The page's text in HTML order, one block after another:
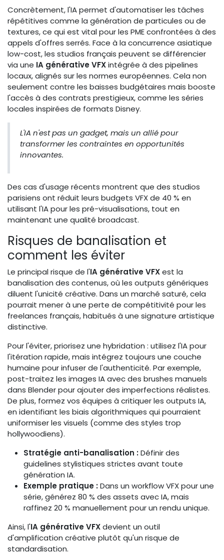
Concrètement, l'IA permet d'automatiser les tâches
répétitives comme la génération de particules ou de
textures, ce qui est vital pour les PME confrontées à des
appels d'offres serrés. Face à la concurrence asiatique
low-cost, les studios français peuvent se différencier
via une IA générative VFXintégrée à des pipelines
locaux, alignés sur les normes européennes. Cela non
seulement contre les baisses budgétaires mais booste
l'accès à des contrats prestigieux, comme les séries
locales inspirées de formats Disney.
L'IA n'est pas un gadget, mais un allié pour
transformer les contraintes en opportunités
innovantes.
Des cas d'usage récents montrent que des studios
parisiens ont réduit leurs budgets VFX de 40 % en
utilisant l'IA pour les pré-visualisations, tout en
maintenant une qualité broadcast.
Risques de banalisation et
comment les éviter
Le principal risque de l'IA générative VFXest la
banalisation des contenus, où les outputs génériques
diluent l'unicité créative. Dans un marché saturé, cela
pourrait mener à une perte de compétitivité pour les
freelances français, habitués à une signature artistique
distinctive.
Pour l'éviter, priorisez une hybridation : utilisez l'IA pour
l'itération rapide, mais intégrez toujours une couche
humaine pour infuser de l'authenticité. Par exemple,
post-traitez les images IA avec des brushes manuels
dans Blender pour ajouter des imperfections réalistes.
De plus, formez vos équipes à critiquer les outputs IA,
en identifiant les biais algorithmiques qui pourraient
uniformiser les visuels (comme des styles trop
hollywoodiens).
Stratégie anti-banalisation :Définir des
guidelines stylistiques strictes avant toute
génération IA.
Exemple pratique :Dans un workflow VFX pour une
série, générez 80 % des assets avec IA, mais
raffinez 20 % manuellement pour un rendu unique.
Ainsi, l'IA générative VFXdevient un outil
d'amplification créative plutôt qu'un risque de
standardisation.